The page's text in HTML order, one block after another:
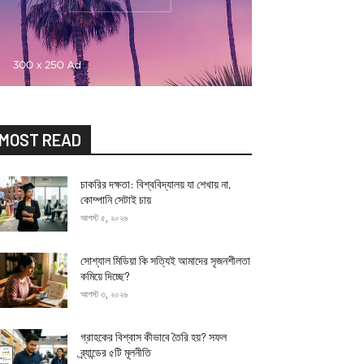
READ
চাকরির দক্ষতা: বিশ্ববিদ্যালয় যা শেখায় না,
কোম্পানি সেটাই চায়
আগস্ট ৫, ২০২৬
সোশ্যাল মিডিয়া কি সত্যিই আমাদের সৃজনশীলতা
কমিয়ে দিচ্ছে?
আগস্ট ৩, ২০২৬
গ্রাহকের বিশ্বাস কীভাবে তৈরি হয়? সফল
ব্র্যান্ডের ৫টি মূলনীতি